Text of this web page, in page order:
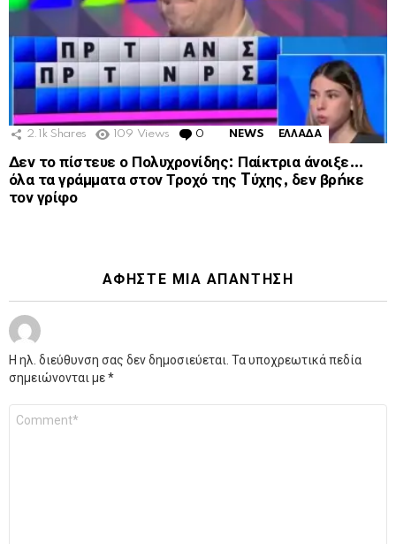
2.1k Shares 109 Views 0 Comments
NEWS ΕΛΛΑΔΑ
Δεν το πίστευε ο Πολυχρονίδης: Παίκτρια άνοιξε…
όλα τα γράμματα στον Τροχό της Tύχης, δεν βρńκε
τον γρίφο
ΑΦΉΣΤΕ ΜΙΑ ΑΠΆΝΤΗΣΗ
Η ηλ. διεύθυνση σας δεν δημοσιεύεται. Τα υποχρεωτικά πεδία
σημειώνονται με*